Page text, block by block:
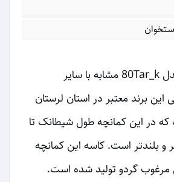
کمانچه باجلاوند مدل 80Tar_k مشابه با سایر
برند معتبر در استان لرستان
که در این کمانچه طول شیطانک تا
متر و بلندتر است. کاسه این کمانچه